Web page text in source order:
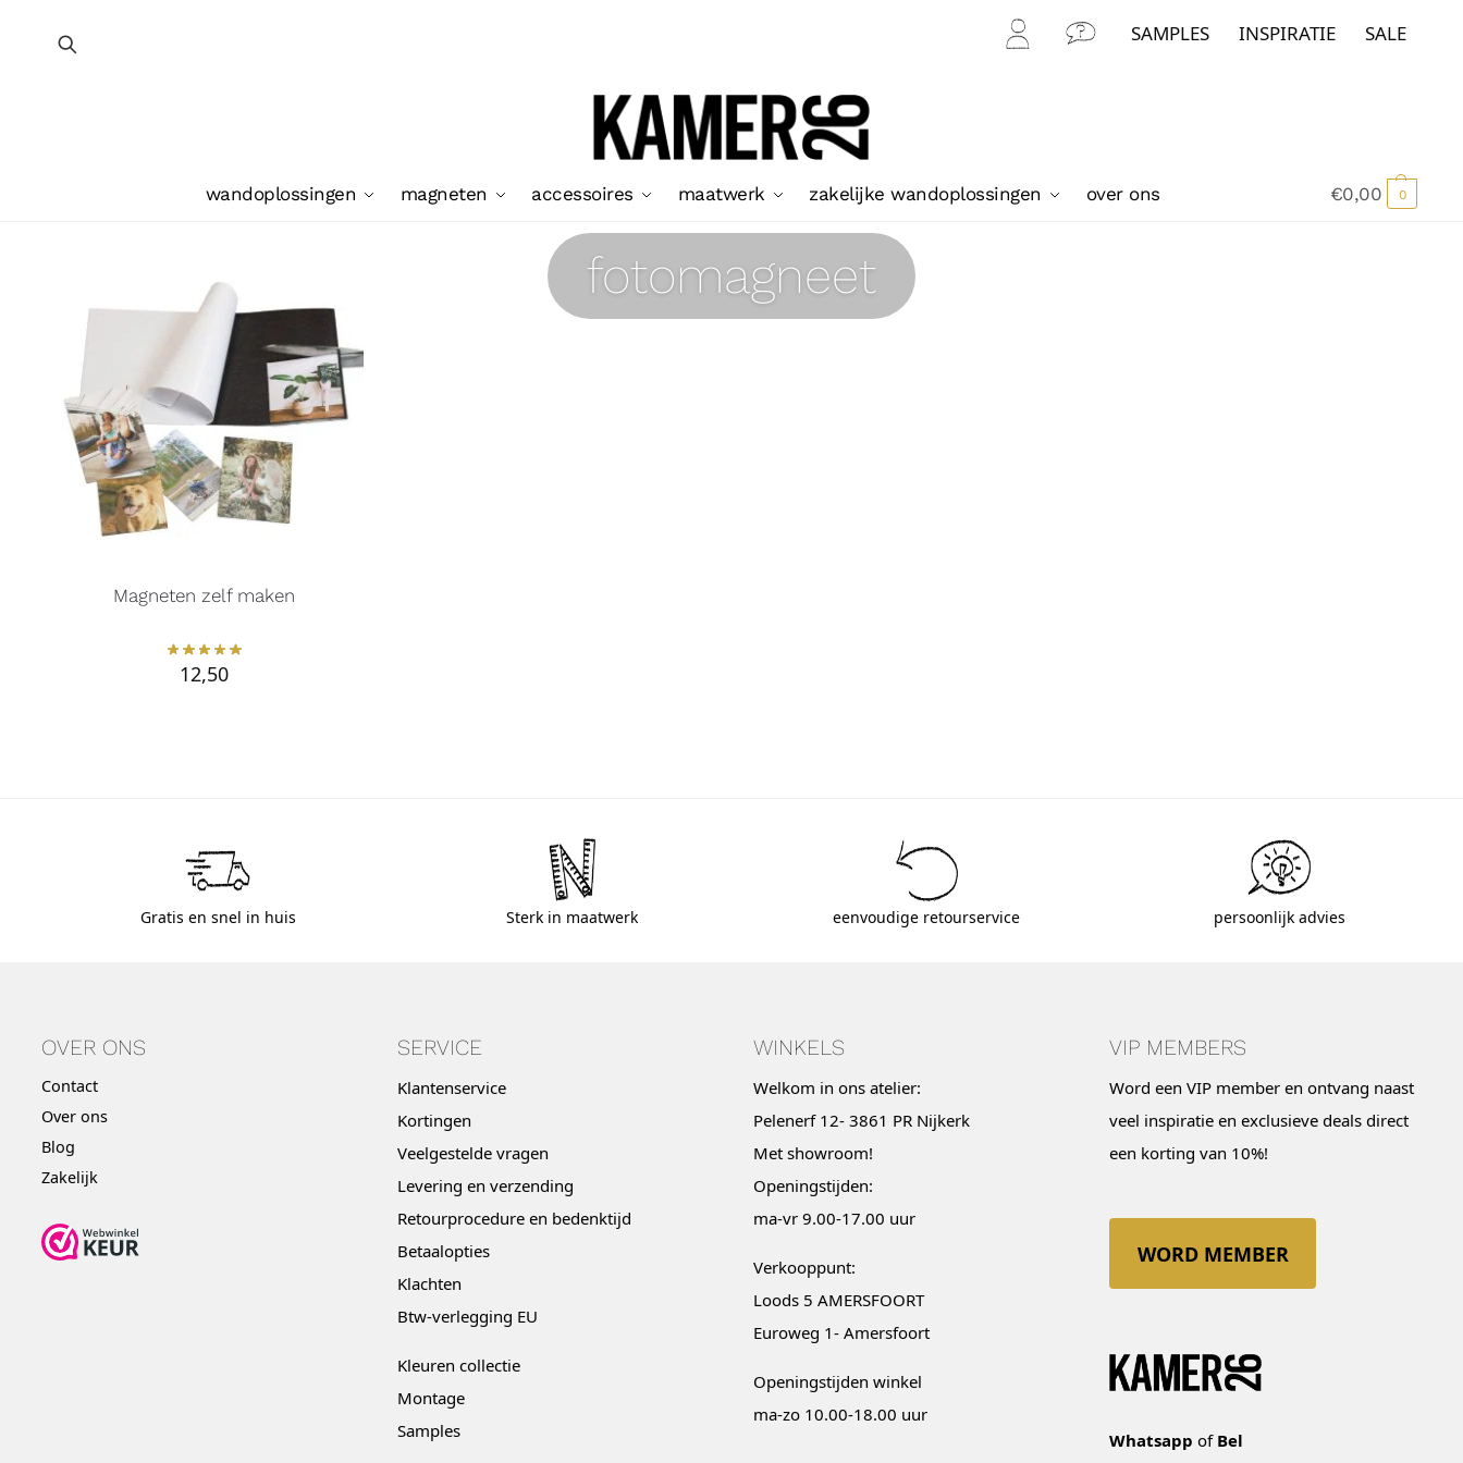
Mijn
Con
SAMPLES INSPIRATIE SALE
wandoplossingen magneten accessoires maatwerk zakelijke wandoplossingen over ons €0,00 0
fotomagneet
Magneten zelf maken
12,50
Gratis en snel in huis Sterk in maatwerk eenvoudige retourservice persoonlijk advies
OVER ONS
Contact
Over ons
Blog
Zakelijk
SERVICE
Klantenservice
Kortingen
Veelgestelde vragen
Levering en verzending
Retourprocedure en bedenktijd
Betaalopties
Klachten
Btw-verlegging EU
Kleuren collectie
Montage
Samples
WINKELS
Welkom in ons atelier:
Pelenerf 12- 3861 PR Nijkerk
Met showroom!
Openingstijden:
ma-vr 9.00-17.00 uur
Verkooppunt:
Loods 5 AMERSFOORT
Euroweg 1- Amersfoort
Openingstijden winkel
ma-zo 10.00-18.00 uur
VIP MEMBERS
Word een VIP member en ontvang naast
veel inspiratie en exclusieve deals direct
een korting van 10%!
WORD MEMBER
Whatsapp of Bel